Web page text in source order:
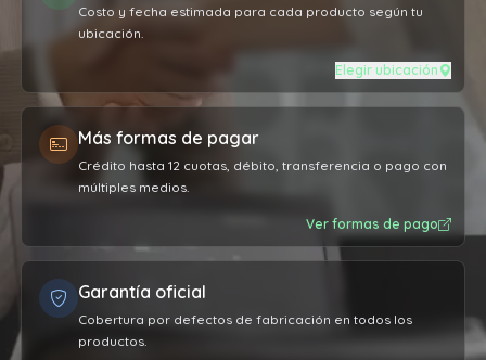
atención que brindan por eso los
recomiendo al 100%
Costo y fecha estimada para cada producto según tu
ubicación.
Elegir ubicación
Más formas de pagar
Crédito hasta 12 cuotas, débito, transferencia o pago con
múltiples medios.
Ver formas de pago
Garantía oficial
Cobertura por defectos de fabricación en todos los
productos.